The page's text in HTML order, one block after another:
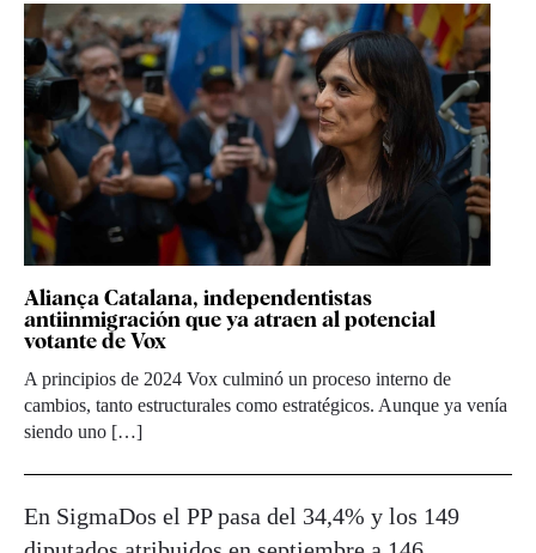
Aliança Catalana, independentistas
antiinmigración que ya atraen al potencial
votante de Vox
A principios de 2024 Vox culminó un proceso interno de
cambios, tanto estructurales como estratégicos. Aunque ya venía
siendo uno […]
En SigmaDos el PP pasa del 34,4% y los 149